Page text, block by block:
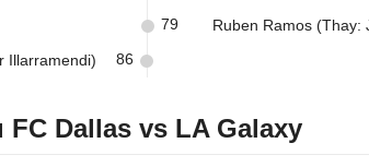
Ruben Ramos (Thay:
79
Illarramendi) 86
Dallas vs LA Galaxy